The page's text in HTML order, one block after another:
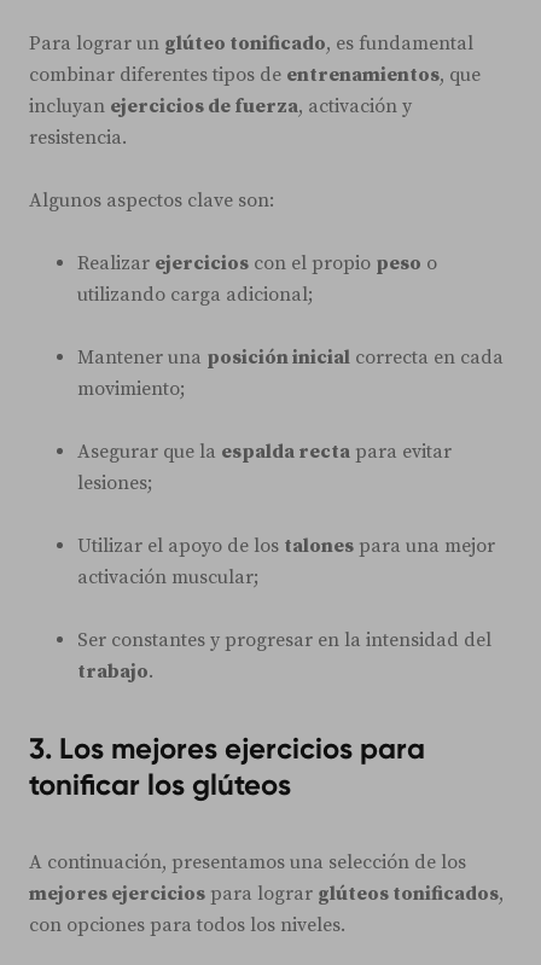
Para lograr un glúteo tonificado, es fundamental
combinar diferentes tipos de entrenamientos, que
incluyan ejercicios de fuerza, activación y
resistencia.
Algunos aspectos clave son:
Realizar ejercicios con el propio peso o
utilizando carga adicional;
Mantener una posición inicial correcta en cada
movimiento;
Asegurar que la espalda recta para evitar
lesiones;
Utilizar el apoyo de los talones para una mejor
activación muscular;
Ser constantes y progresar en la intensidad del
trabajo.
3. Los mejores ejercicios para
tonificar los glúteos
A continuación, presentamos una selección de los
mejores ejercicios para lograr glúteos tonificados,
con opciones para todos los niveles.